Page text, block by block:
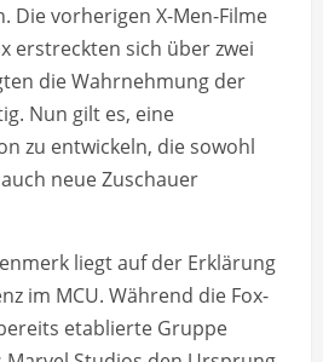
Die vorherigen X-Men-Filme
erstreckten sich über zwei
die Wahrnehmung der
Nun gilt es, eine
zu entwickeln, die sowohl
neue Zuschauer
liegt auf der Erklärung
im MCU. Während die Fox-
etablierte Gruppe